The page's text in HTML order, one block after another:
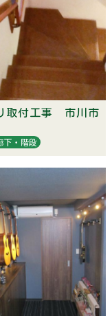
取付工事 市川市
下・階段